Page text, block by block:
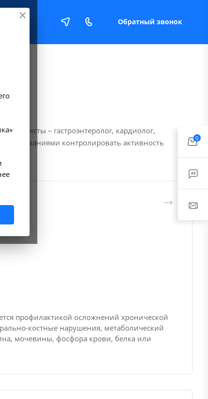
Обратный звонок
– гастроэнтеролог, кардиолог,
контролировать активность
профилактикой осложнений хронической
костные нарушения, метаболический
мочевины, фосфора крови, белка или
0